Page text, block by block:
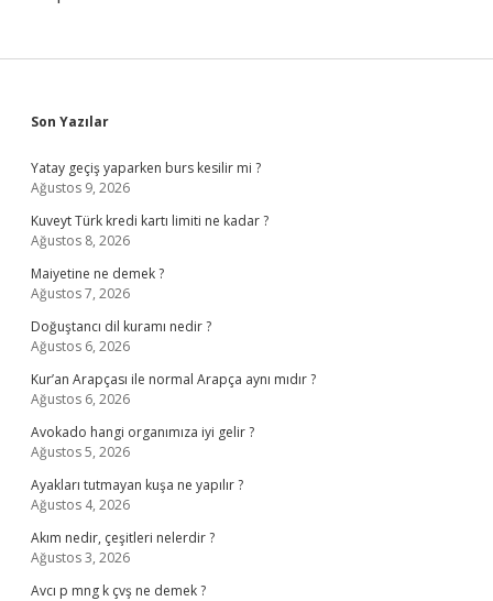
Sidebar
Son Yazılar
Yatay geçiş yaparken burs kesilir mi ?
Ağustos 9, 2026
Kuveyt Türk kredi kartı limiti ne kadar ?
Ağustos 8, 2026
Maiyetine ne demek ?
Ağustos 7, 2026
Doğuştancı dil kuramı nedir ?
Ağustos 6, 2026
Kur’an Arapçası ile normal Arapça aynı mıdır ?
Ağustos 6, 2026
Avokado hangi organımıza iyi gelir ?
Ağustos 5, 2026
Ayakları tutmayan kuşa ne yapılır ?
Ağustos 4, 2026
Akım nedir, çeşitleri nelerdir ?
Ağustos 3, 2026
Avcı p mng k çvş ne demek ?